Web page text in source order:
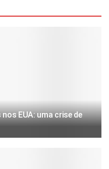
EUA: uma crise de